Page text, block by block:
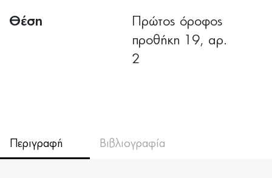
Θέση
Πρώτος όροφος
προθήκη 19, αρ.
2
Περιγραφή Βιβλιογραφία